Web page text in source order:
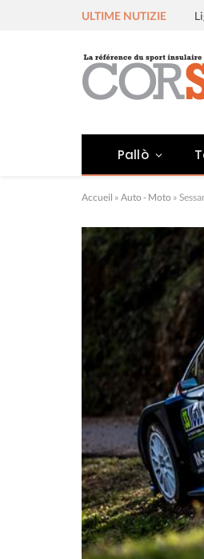
ULTIME NUTIZIE
Pallò
Accueil » Auto - Moto »